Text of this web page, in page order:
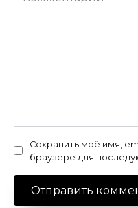
Сохранить моё имя,
браузере для